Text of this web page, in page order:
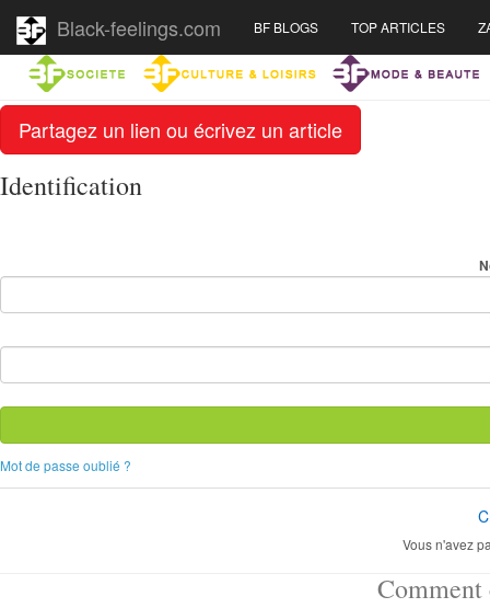
Partagez un lien ou écrivez un article
Black-feelings.com BF BLOGS TOP ARTICLES
Identification
Mot de passe oublié ?
Vous n'avez
Comment